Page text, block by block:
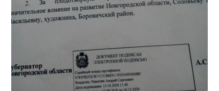
УЧЕБНАЯ РАБОТА
Локальные акты
ВОСПИТАТЕЛЬНАЯ РАБОТА